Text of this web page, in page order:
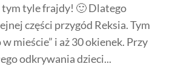
tym tyle frajdy! 🙂 Dlatego
części przygód Reksia. Tym
mieście” i aż 30 okienek. Przy
odkrywania dzieci...